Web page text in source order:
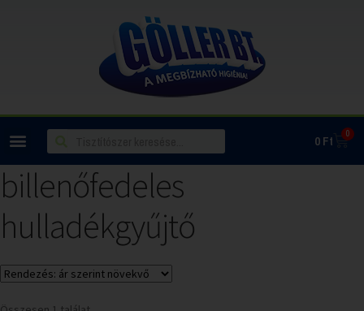
0Ft 0
billenőfedeles
hulladékgyűjtő